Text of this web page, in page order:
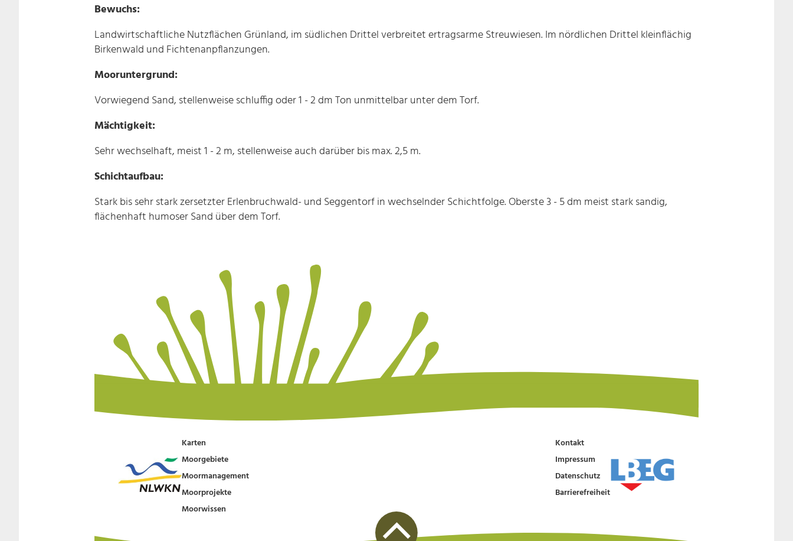
Bewuchs:
Landwirtschaftliche Nutzflächen Grünland, im südlichen Drittel verbreitet ertragsarme Streuwiesen. Im nördlichen Drittel kleinflächig
Birkenwald und Fichtenanpflanzungen.
Mooruntergrund:
Vorwiegend Sand, stellenweise schluffig oder 1 - 2 dm Ton unmittelbar unter dem Torf.
Mächtigkeit:
Sehr wechselhaft, meist 1 - 2 m, stellenweise auch darüber bis max. 2,5 m.
Schichtaufbau:
Stark bis sehr stark zersetzter Erlenbruchwald- und Seggentorf in wechselnder Schichtfolge. Oberste 3 - 5 dm meist stark sandig,
flächenhaft humoser Sand über dem Torf.
Karten
Moorgebiete
Moormanagement
Moorprojekte
Moorwissen
Kontakt
Impressum
Datenschutz
Barrierefreiheit